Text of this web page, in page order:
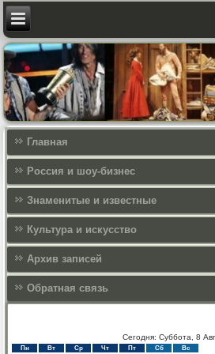
Главная
Россия и шоу-бизнес
Знаменитые и известные
Культура и искусcтво
Архив записей
Обратная связь
Сегодня: Суббота, 8
Пн Вт Ср Чт Пт Сб Вс